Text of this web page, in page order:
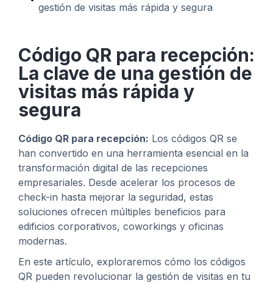
gestión de visitas más rápida y segura
Código QR para recepción:
La clave de una gestión de
visitas más rápida y
segura
Código QR para recepción: Los códigos QR se
han convertido en una herramienta esencial en la
transformación digital de las recepciones
empresariales. Desde acelerar los procesos de
check-in hasta mejorar la seguridad, estas
soluciones ofrecen múltiples beneficios para
edificios corporativos, coworkings y oficinas
modernas.
En este artículo, exploraremos cómo los códigos
QR pueden revolucionar la gestión de visitas en tu